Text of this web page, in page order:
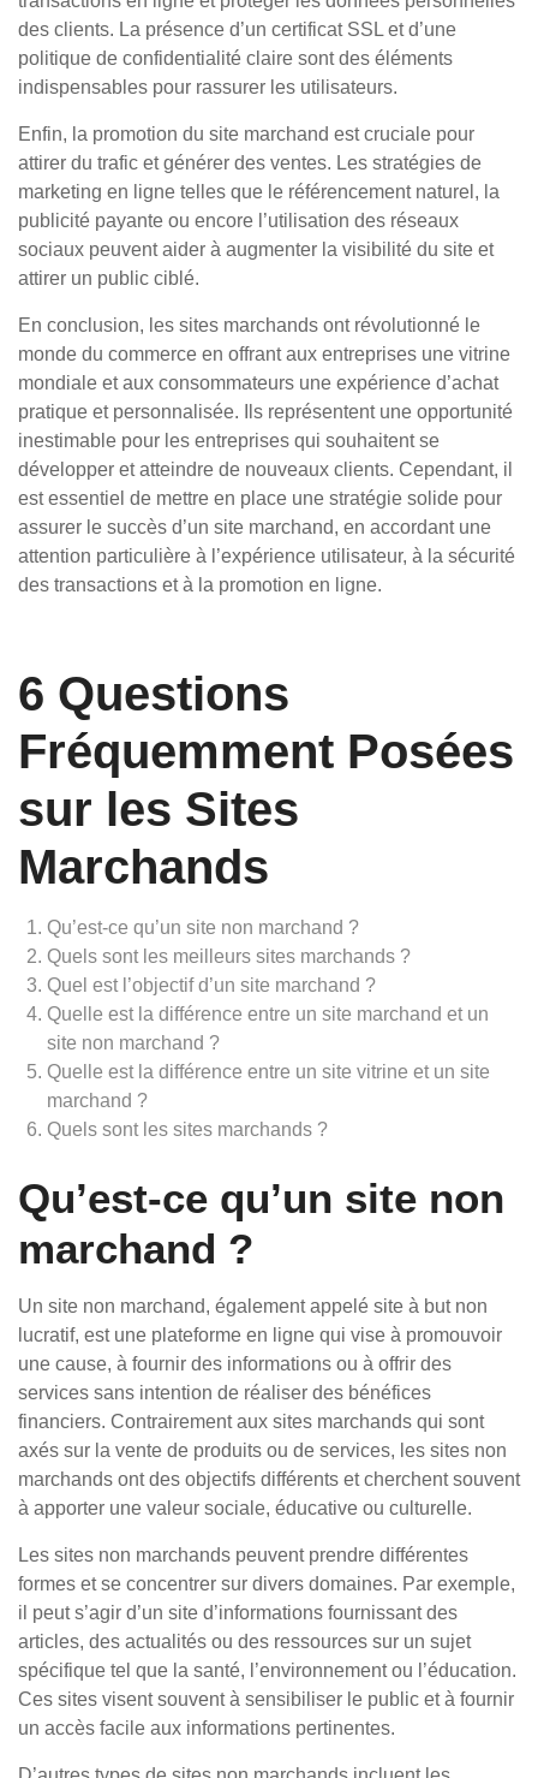
des clients. La présence d’un certificat SSL et d’une
politique de confidentialité claire sont des éléments
indispensables pour rassurer les utilisateurs.
Enfin, la promotion du site marchand est cruciale pour
attirer du trafic et générer des ventes. Les stratégies de
marketing en ligne telles que le référencement naturel, la
publicité payante ou encore l’utilisation des réseaux
sociaux peuvent aider à augmenter la visibilité du site et
attirer un public ciblé.
En conclusion, les sites marchands ont révolutionné le
monde du commerce en offrant aux entreprises une vitrine
mondiale et aux consommateurs une expérience d’achat
pratique et personnalisée. Ils représentent une opportunité
inestimable pour les entreprises qui souhaitent se
développer et atteindre de nouveaux clients. Cependant, il
est essentiel de mettre en place une stratégie solide pour
assurer le succès d’un site marchand, en accordant une
attention particulière à l’expérience utilisateur, à la sécurité
des transactions et à la promotion en ligne.
6 Questions
Fréquemment Posées
sur les Sites
Marchands
Qu’est-ce qu’un site non marchand ?
Quels sont les meilleurs sites marchands ?
Quel est l’objectif d’un site marchand ?
Quelle est la différence entre un site marchand et un
site non marchand ?
Quelle est la différence entre un site vitrine et un site
marchand ?
Quels sont les sites marchands ?
Qu’est-ce qu’un site non
marchand ?
Un site non marchand, également appelé site à but non
lucratif, est une plateforme en ligne qui vise à promouvoir
une cause, à fournir des informations ou à offrir des
services sans intention de réaliser des bénéfices
financiers. Contrairement aux sites marchands qui sont
axés sur la vente de produits ou de services, les sites non
marchands ont des objectifs différents et cherchent souvent
à apporter une valeur sociale, éducative ou culturelle.
Les sites non marchands peuvent prendre différentes
formes et se concentrer sur divers domaines. Par exemple,
il peut s’agir d’un site d’informations fournissant des
articles, des actualités ou des ressources sur un sujet
spécifique tel que la santé, l’environnement ou l’éducation.
Ces sites visent souvent à sensibiliser le public et à fournir
un accès facile aux informations pertinentes.